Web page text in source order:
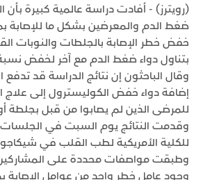
(رويترز) - أفادت دراسة عالمية كبيرة بأن
ضغط الدم والمعرضين بشكل ما للإصابة
بتناول دواء ضغط الدم مع آخر لخفض
وقال الباحثون إن نتائج الدراسة قد تدفع
إضافة دواء خفض الكوليسترول إلى علاج
للمرضى الذين لم يصابوا من قبل بجلطة
وقدمت النتائج يوم السبت في الجلسات
للكلية الأمريكية لطب القلب في
وطبقت مواصفات محددة على
وجود عامل خطر واحد من عوامل الإصابة